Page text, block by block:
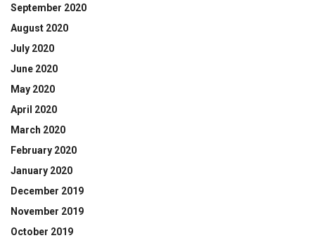
September 2020
August 2020
July 2020
June 2020
May 2020
April 2020
March 2020
February 2020
January 2020
December 2019
November 2019
October 2019